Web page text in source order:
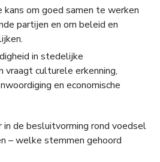
om goed samen te werken
partijen en om beleid en
in stedelijke
vraagt culturele erkenning,
en economische
de besluitvorming rond voedsel
– welke stemmen gehoord